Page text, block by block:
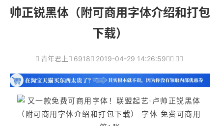
帅正锐黑体（附可商用字体介绍和打包
下载）
青年君上 6918 2019-04-29 14:26:59